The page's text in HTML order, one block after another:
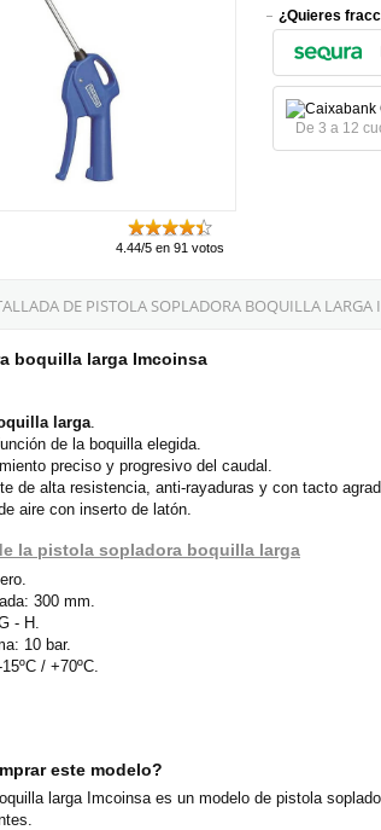
4.44/5 en 91 votos
¿Quieres
De 3 a 12
DE PISTOLA SOPLADORA BOQUILLA LARGA
boquilla larga Imcoinsa
larga
de la boquilla elegida.
preciso y progresivo del caudal.
de alta resistencia, anti-rayaduras y con tacto
aire con inserto de latón.
la pistola sopladora boquilla larga
300 mm.
- H.
10 bar.
/ +70ºC.
este modelo?
larga Imcoinsa es un modelo de pistola